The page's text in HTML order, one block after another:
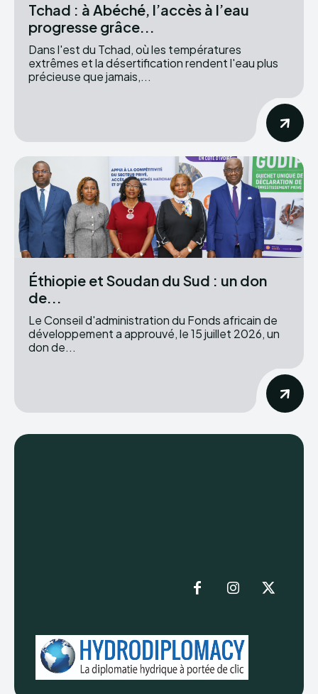
Tchad : à Abéché, l’accès à l’eau
progresse grâce...
Dans l'est du Tchad, où les températures
extrêmes et la désertification rendent l'eau plus
précieuse que jamais,...
Éthiopie et Soudan du Sud : un don
de...
Le Conseil d'administration du Fonds africain de
développement a approuvé, le 15 juillet 2026, un
don de...